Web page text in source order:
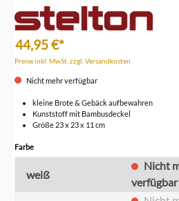
44,95 €*
Preise inkl. MwSt. zzgl. Versandkosten
Nicht mehr verfügbar
kleine Brote & Gebäck aufbewahren
Kunststoff mit Bambusdeckel
Größe 23 x 23 x 11 cm
Farbeauswählen
weiß
verfügbar